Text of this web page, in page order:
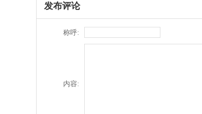
发布评论
称呼:
内容: